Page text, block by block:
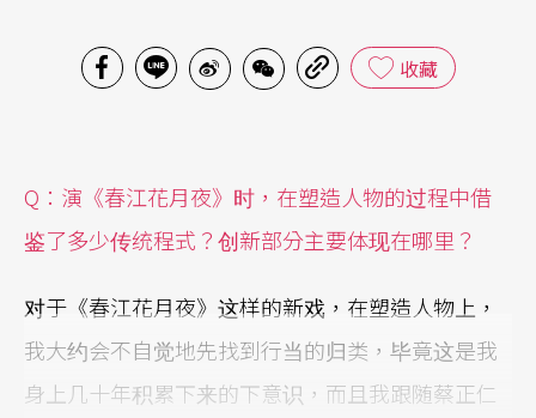
收藏
Q ：演《春江花月夜》时，在塑造人物的过程中借
鉴了多少传统程式？创新部分主要体现在哪里？
对于《春江花月夜》这样的新戏，在塑造人物上，
我大约会不自觉地先找到行当的归类，毕竟这是我
身上几十年积累下来的下意识，而且我跟随蔡正仁